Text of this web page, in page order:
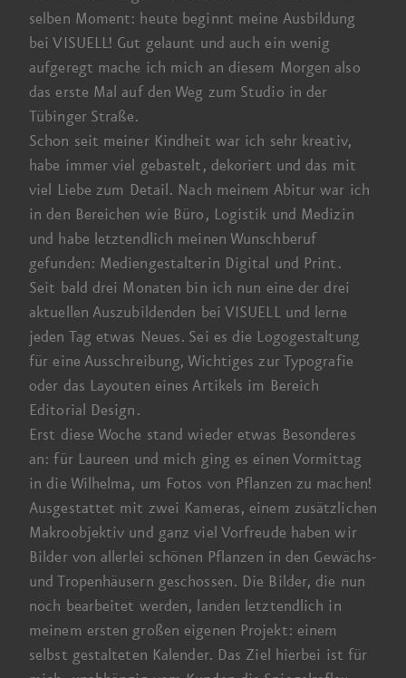
selben Moment: heute beginnt meine Ausbildung
bei VISUELL! Gut gelaunt und auch ein wenig
aufgeregt mache ich mich an diesem Morgen also
das erste Mal auf den Weg zum Studio in der
Tübinger Straße.
Schon seit meiner Kind­heit war ich sehr kreativ,
habe immer viel gebastelt, dekoriert und das mit
viel Liebe zum Detail. Nach meinem Abitur war ich
in den Bereichen wie Büro, Logistik und Medizin
und habe letzt­endlich meinen Wunsch­beruf
gefunden: Medien­gestalterin Digital und Print.
Seit bald drei Monaten bin ich nun eine der drei
aktuellen Auszubildenden bei VISUELL und lerne
jeden Tag etwas Neues. Sei es die Logo­gestaltung
für eine Ausschreibung, Wichtiges zur Typo­grafie
oder das Layouten eines Artikels im Bereich
Editorial Design.
Erst diese Woche stand wieder etwas Besonderes
an: für Laureen und mich ging es einen Vor­mittag
in die Wilhelma, um Fotos von Pflanzen zu machen!
Ausgestattet mit zwei Kameras, einem zusätzlichen
Makro­objektiv und ganz viel Vor­freude haben wir
Bilder von allerlei schönen Pflanzen in den Gewächs-
und Tropen­häusern geschossen. Die Bilder, die nun
noch bearbeitet werden, landen letzt­endlich in
meinem ersten großen eigenen Projekt: einem
selbst gestalteten Kalender. Das Ziel hierbei ist für